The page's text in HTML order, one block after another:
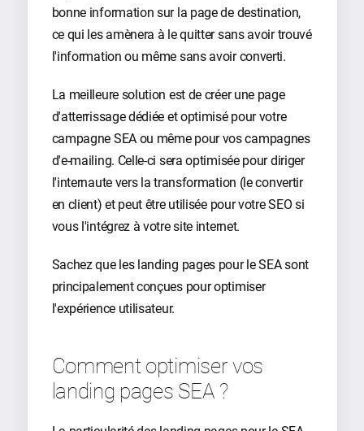
bonne information sur la page de destination,
ce qui les amènera à le quitter sans avoir trouvé
l'information ou même sans avoir converti.
La meilleure solution est de créer une page
d'atterrissage dédiée et optimisé pour votre
campagne SEA ou même pour vos campagnes
d'e-mailing. Celle-ci sera optimisée pour diriger
l'internaute vers la transformation (le convertir
en client) et peut être utilisée pour votre SEO si
vous l'intégrez à votre site internet.
Sachez que les landing pages pour le SEA sont
principalement conçues pour optimiser
l'expérience utilisateur.
Comment optimiser vos
landing pages SEA ?